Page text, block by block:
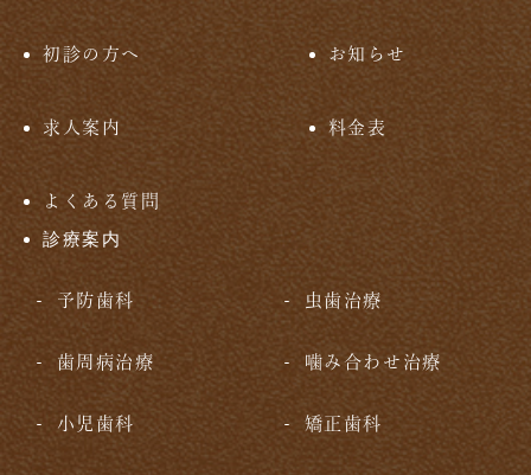
初診の方へ お知らせ
求人案内 料金表
よくある質問
診療案内
予防歯科 虫歯治療
歯周病治療 噛み合わせ治療
小児歯科 矯正歯科